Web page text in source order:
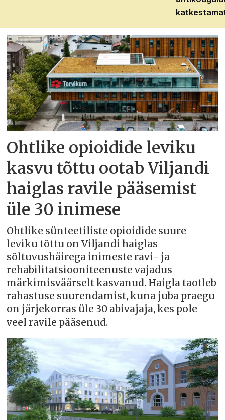
Ohtlike opioidide leviku
kasvu tõttu ootab Viljandi
haiglas ravile pääsemist
üle 30 inimese
Ohtlike sünteetiliste opioidide suure
leviku tõttu on Viljandi haiglas
sõltuvushäirega inimeste ravi- ja
rehabilitatsiooniteenuste vajadus
märkimisväärselt kasvanud. Haigla taotleb
rahastuse suurendamist, kuna juba praegu
on järjekorras üle 30 abivajaja, kes pole
veel ravile pääsenud.